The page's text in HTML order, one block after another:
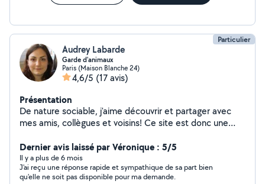
Particulier
Audrey Labarde
Garde d'animaux
Paris (Maison Blanche 24)
4,6/5 (17 avis)
Présentation
De nature sociable, j'aime découvrir et partager avec
mes amis, collègues et voisins! Ce site est donc une
Dernier avis laissé par Véronique : 5/5
Il y a plus de 6 mois
J'ai reçu une réponse rapide et sympathique de sa part bien
qu'elle ne soit pas disponible pour ma demande.